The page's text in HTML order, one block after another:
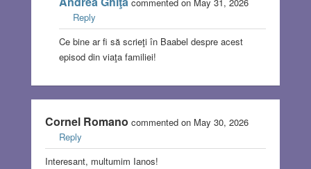
Reply
Ce bine ar fi să scrieţi în Baabel despre acest
episod din viaţa familiei!
Cornel Romano commented on May 30, 2026
Reply
Interesant, multumim Ianos!